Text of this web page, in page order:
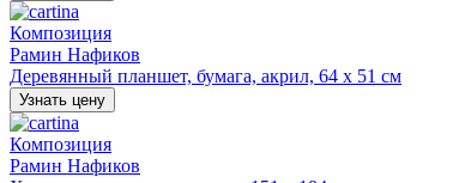
Композиция
Рамин Нафиков
Деревянный планшет, бумага, акрил, 64 х 51 см
Узнать цену
Композиция
Рамин Нафиков